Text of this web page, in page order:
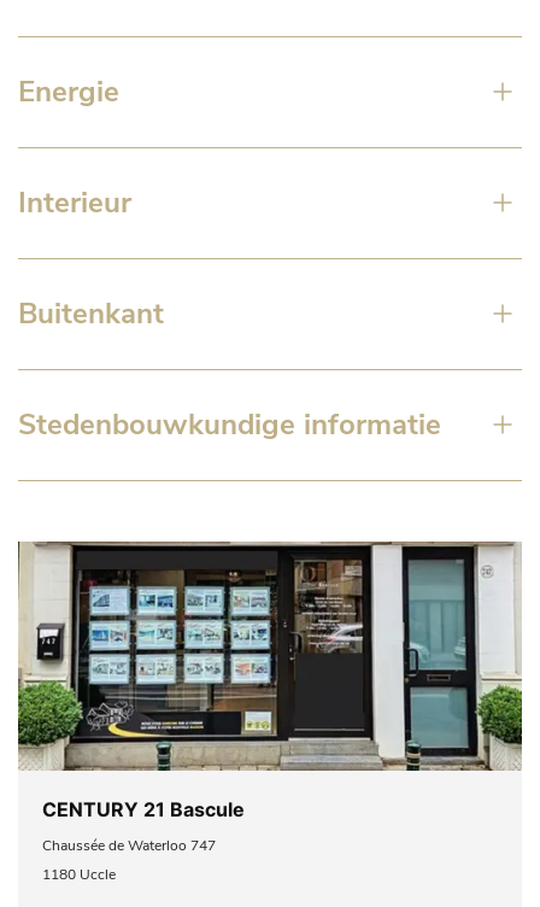
Energie
Interieur
Buitenkant
Stedenbouwkundige informatie
CENTURY 21 Bascule
Chaussée de Waterloo 747
1180 Uccle